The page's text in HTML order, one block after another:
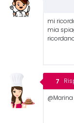
mi
mia
@Marina